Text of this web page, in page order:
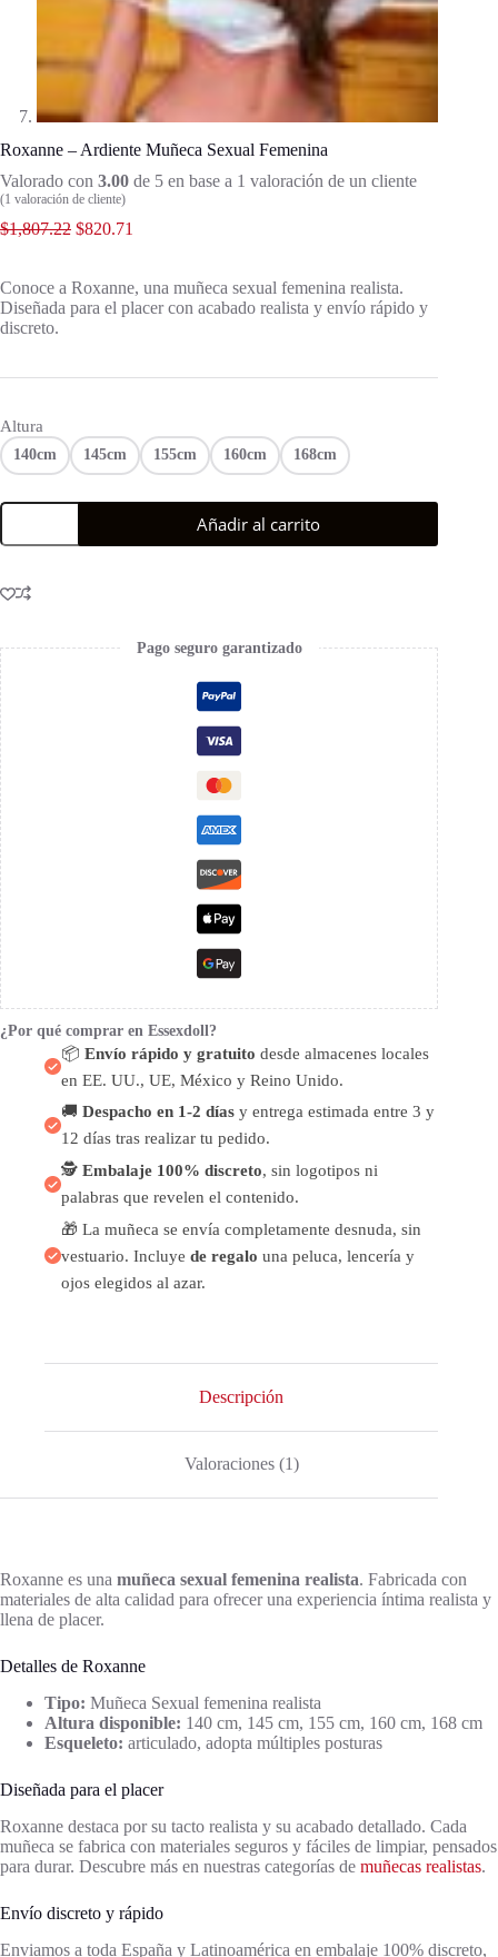
Roxanne – Ardiente Muñeca Sexual Femenina
Valorado con 3.00 de 5 en base a 1 valoración de un cliente
(1 valoración de cliente)
$1,807.22 $820.71
Conoce a Roxanne, una muñeca sexual femenina realista.
Diseñada para el placer con acabado realista y envío rápido y
discreto.
Altura
140cm 145cm 155cm 160cm 168cm
Añadir al carrito
Pago seguro garantizado
¿Por qué comprar en Essexdoll?
📦 Envío rápido y gratuito desde almacenes locales
en EE. UU., UE, México y Reino Unido.
🚚 Despacho en 1-2 días y entrega estimada entre 3 y
12 días tras realizar tu pedido.
🕵️ Embalaje 100% discreto, sin logotipos ni
palabras que revelen el contenido.
🎁 La muñeca se envía completamente desnuda, sin
vestuario. Incluye de regalo una peluca, lencería y
ojos elegidos al azar.
Descripción
Valoraciones (1)
Roxanne es una muñeca sexual femenina realista. Fabricada con
materiales de alta calidad para ofrecer una experiencia íntima realista y
llena de placer.
Detalles de Roxanne
Tipo: Muñeca Sexual femenina realista
Altura disponible: 140 cm, 145 cm, 155 cm, 160 cm, 168 cm
Esqueleto: articulado, adopta múltiples posturas
Diseñada para el placer
Roxanne destaca por su tacto realista y su acabado detallado. Cada
muñeca se fabrica con materiales seguros y fáciles de limpiar, pensados
para durar. Descubre más en nuestras categorías de muñecas realistas.
Envío discreto y rápido
Enviamos a toda España y Latinoamérica en embalaje 100% discreto,